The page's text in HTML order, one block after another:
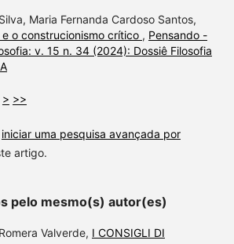
Maria Fernanda Cardoso Santos,
o construcionismo crítico , Pensando -
v. 15 n. 34 (2024): Dossiê Filosofia
> >>
iniciar uma pesquisa avançada por
artigo.
pelo mesmo(s) autor(es)
Valverde, I CONSIGLI DI